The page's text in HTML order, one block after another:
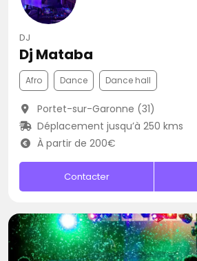
DJ
Dj Mataba
Afro Dance Dance hall
Portet-sur-Garonne (31)
Déplacement jusqu’à 250 kms
À partir de 200€
Contacter